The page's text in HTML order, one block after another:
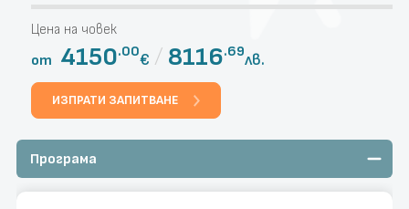
Цена на човек
от 4150.00€ / 8116.69лв.
ИЗПРАТИ ЗАПИТВАНЕ
Програма